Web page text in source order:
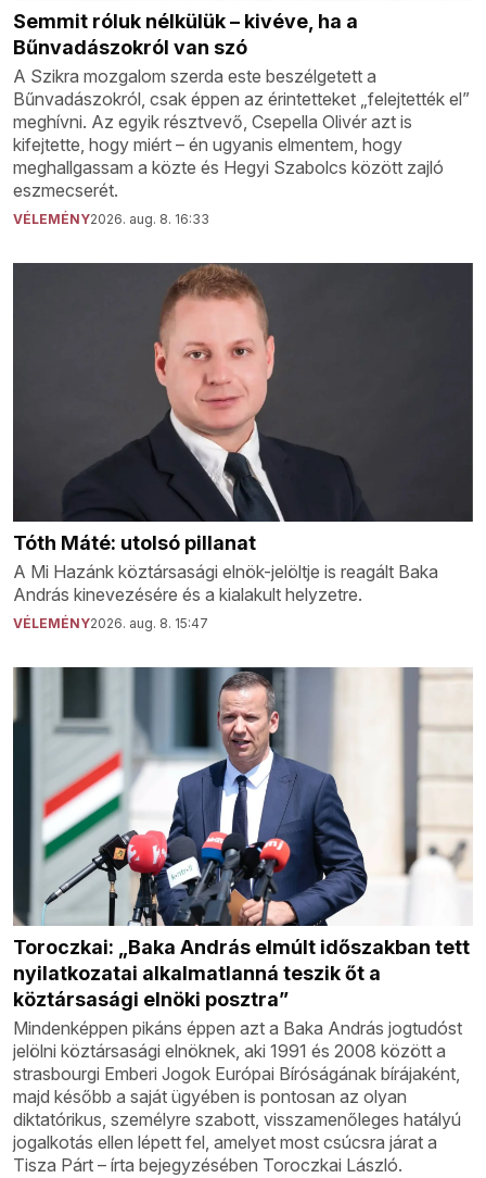
Semmit róluk nélkülük – kivéve, ha a
Bűnvadászokról van szó
A Szikra mozgalom szerda este beszélgetett a
Bűnvadászokról, csak éppen az érintetteket „felejtették el”
meghívni. Az egyik résztvevő, Csepella Olivér azt is
kifejtette, hogy miért – én ugyanis elmentem, hogy
meghallgassam a közte és Hegyi Szabolcs között zajló
eszmecserét.
VÉLEMÉNY2026. aug. 8. 16:33
Tóth Máté: utolsó pillanat
A Mi Hazánk köztársasági elnök-jelöltje is reagált Baka
András kinevezésére és a kialakult helyzetre.
VÉLEMÉNY2026. aug. 8. 15:47
Toroczkai: „Baka András elmúlt időszakban tett
nyilatkozatai alkalmatlanná teszik őt a
köztársasági elnöki posztra”
Mindenképpen pikáns éppen azt a Baka András jogtudóst
jelölni köztársasági elnöknek, aki 1991 és 2008 között a
strasbourgi Emberi Jogok Európai Bíróságának bírájaként,
majd később a saját ügyében is pontosan az olyan
diktatórikus, személyre szabott, visszamenőleges hatályú
jogalkotás ellen lépett fel, amelyet most csúcsra járat a
Tisza Párt – írta bejegyzésében Toroczkai László.